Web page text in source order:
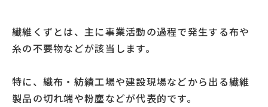
繊維くずとは、主に事業活動の過程で発生する布や
糸の不要物などが該当します。
特に、織布・紡績工場や建設現場などから出る繊維
製品の切れ端や粉塵などが代表的です。